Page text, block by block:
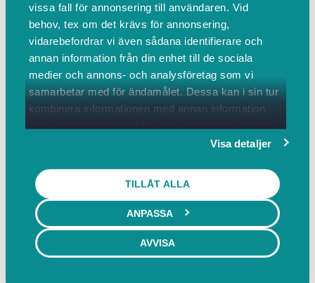
vissa fall för annonsering till användaren. Vid
behov, tex om det krävs för annonsering,
vidarebefordrar vi även sådana identifierare och
annan information från din enhet till de sociala
medier och annons- och analysföretag som vi
samarbetar med för ändamålet. Dessa kan i sin tur
kombinera informationen med annan information
Visa detaljer
TILLÅT ALLA
ANPASSA
AVVISA
ÖPPETTIDER
Öppettider
Måndag
08:00 - 17:00
Tisdag
08:00 - 17:00
Onsdag
08:00 - 17:00
Fredag
08:00 - 17:00
Lördag
Stängt
Söndag
Stängt